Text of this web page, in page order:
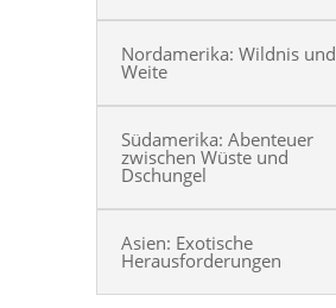
Nordamerika: Wildnis und
Weite
Südamerika: Abenteuer
zwischen Wüste und
Dschungel
Asien: Exotische
Herausforderungen